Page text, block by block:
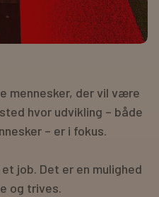
mennesker, der vil være
hvor udvikling – både
– er i fokus.
job. Det er en mulighed
og trives.